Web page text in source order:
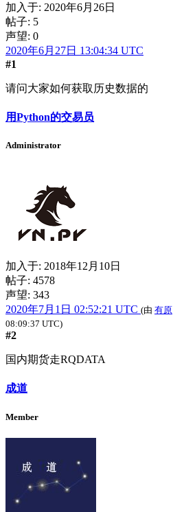
加入于: 2020年6月26日
帖子: 5
声望: 0
2020年6月27日 13:04:34 UTC
#1
请问大家如何获取历史数据的
用Python的交易员
Administrator
加入于: 2018年12月10日
帖子: 4578
声望: 343
2020年7月1日 02:52:21 UTC (由 有原
08:09:37 UTC)
#2
国内期货走RQDATA
成道
Member